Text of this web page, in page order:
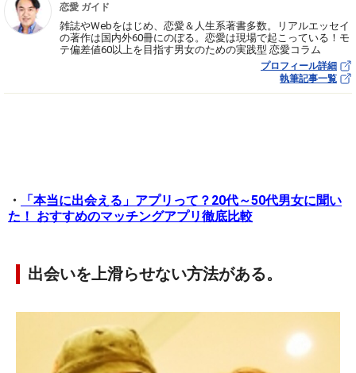
恋愛 ガイド
雑誌やWebをはじめ、恋愛＆人生系著書多数。リアルエッセイ
の著作は国内外60冊にのぼる。恋愛は現場で起こっている！モ
テ偏差値60以上を目指す男女のための実践型 恋愛コラム
プロフィール詳細
執筆記事一覧
・
「本当に出会える」アプリって？20代～50代男女に聞い
た！ おすすめのマッチングアプリ徹底比較
出会いを上滑らせない方法がある。